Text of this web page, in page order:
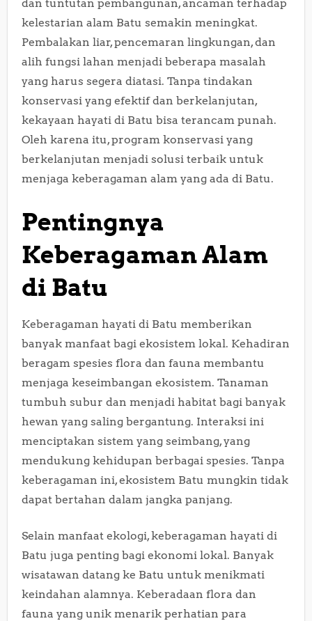
dan tuntutan pembangunan, ancaman terhadap
kelestarian alam Batu semakin meningkat.
Pembalakan liar, pencemaran lingkungan, dan
alih fungsi lahan menjadi beberapa masalah
yang harus segera diatasi. Tanpa tindakan
konservasi yang efektif dan berkelanjutan,
kekayaan hayati di Batu bisa terancam punah.
Oleh karena itu, program konservasi yang
berkelanjutan menjadi solusi terbaik untuk
menjaga keberagaman alam yang ada di Batu.
Pentingnya
Keberagaman Alam
di Batu
Keberagaman hayati di Batu memberikan
banyak manfaat bagi ekosistem lokal. Kehadiran
beragam spesies flora dan fauna membantu
menjaga keseimbangan ekosistem. Tanaman
tumbuh subur dan menjadi habitat bagi banyak
hewan yang saling bergantung. Interaksi ini
menciptakan sistem yang seimbang, yang
mendukung kehidupan berbagai spesies. Tanpa
keberagaman ini, ekosistem Batu mungkin tidak
dapat bertahan dalam jangka panjang.
Selain manfaat ekologi, keberagaman hayati di
Batu juga penting bagi ekonomi lokal. Banyak
wisatawan datang ke Batu untuk menikmati
keindahan alamnya. Keberadaan flora dan
fauna yang unik menarik perhatian para